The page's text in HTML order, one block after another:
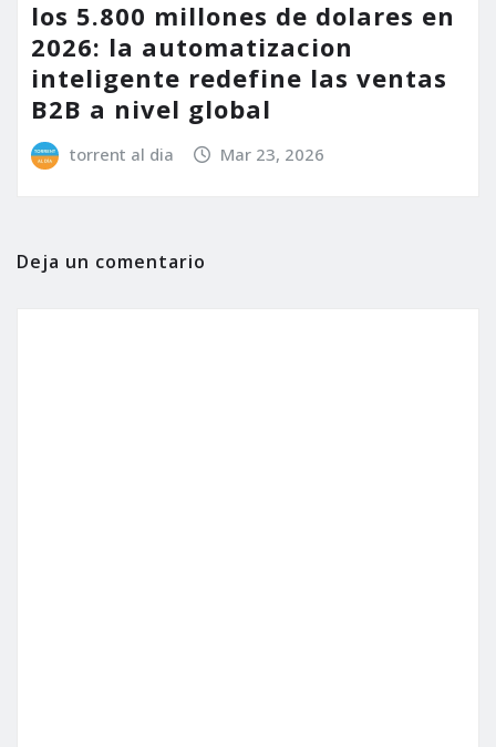
los 5.800 millones de dolares en
2026: la automatizacion
inteligente redefine las ventas
B2B a nivel global
torrent al dia Mar 23, 2026
Deja un comentario